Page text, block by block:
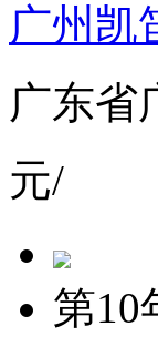
广州凯
广东省
元/
第10